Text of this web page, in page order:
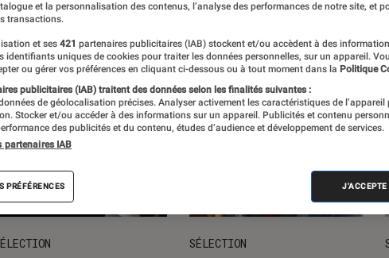
SÉLECTION
et la personnalisation des contenus, l’analyse des performances de notre site, et
transactions.
et ses 421 partenaires publicitaires (IAB) stockent et/ou accèdent à des
identifiants uniques de cookies pour traiter les données personnelles, sur un appareil.
ou gérer vos préférences en cliquant ci-dessous ou à tout moment dans la Politique
publicitaires (IAB) traitent des données selon les finalités suivantes :
de géolocalisation précises. Analyser activement les caractéristiques de l’appareil
Stocker et/ou accéder à des informations sur un appareil. Publicités et contenu
des publicités et du contenu, études d’audience et développement de services.
partenaires IAB
PRÉFÉRENCES J'ACCEPTE